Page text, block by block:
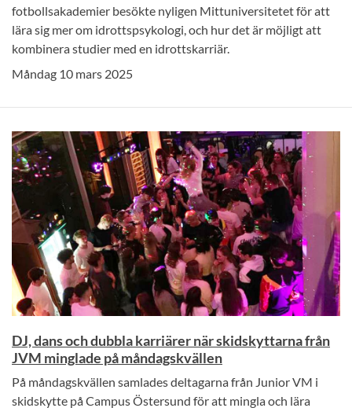
fotbollsakademier besökte nyligen Mittuniversitetet för att
lära sig mer om idrottspsykologi, och hur det är möjligt att
kombinera studier med en idrottskarriär.
Måndag 10 mars 2025
DJ, dans och dubbla karriärer när skidskyttarna från
JVM minglade på måndagskvällen
På måndagskvällen samlades deltagarna från Junior VM i
skidskytte på Campus Östersund för att mingla och lära